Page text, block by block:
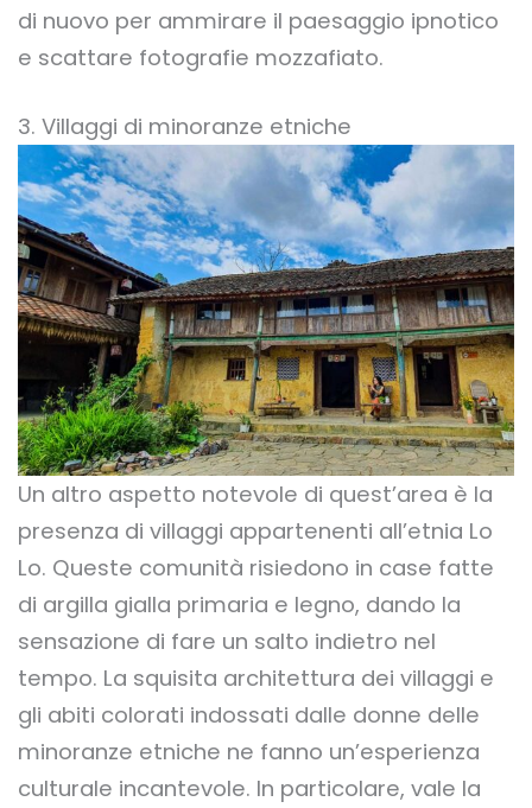
di nuovo per ammirare il paesaggio ipnotico
e scattare fotografie mozzafiato.
3. Villaggi di minoranze etniche
Un altro aspetto notevole di quest’area è la
presenza di villaggi appartenenti all’etnia Lo
Lo. Queste comunità risiedono in case fatte
di argilla gialla primaria e legno, dando la
sensazione di fare un salto indietro nel
tempo. La squisita architettura dei villaggi e
gli abiti colorati indossati dalle donne delle
minoranze etniche ne fanno un’esperienza
culturale incantevole. In particolare, vale la